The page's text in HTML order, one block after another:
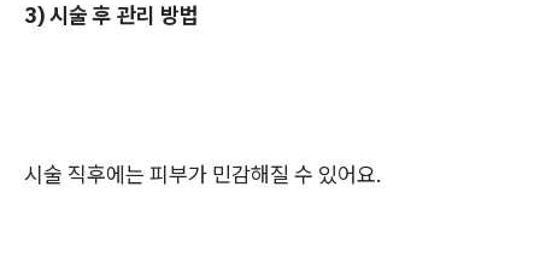
3) 시술 후 관리 방법
시술 직후에는 피부가 민감해질 수 있어요.